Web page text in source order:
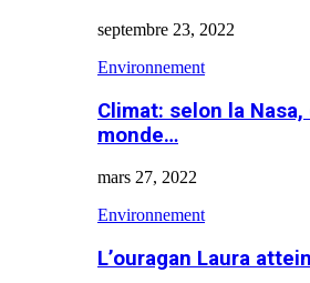
septembre 23, 2022
Environnement
Climat: selon la
monde…
mars 27, 2022
Environnement
L’ouragan Laura